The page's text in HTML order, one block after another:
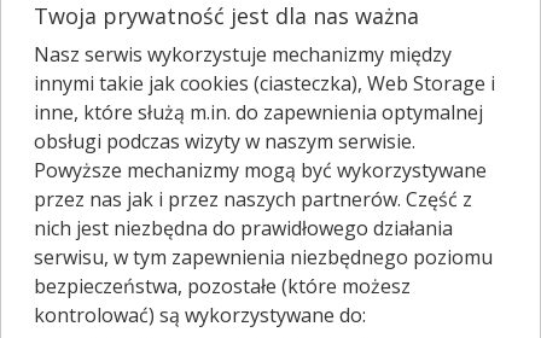
Sprawdź, które apteki w Na Podłączu posiadają
Twój lek i zarezerwuj go już teraz!
Wpisz nazwę leku
W pobliżu Na Podłączu są4
apteki.
Wybierz typ aptek
Twoja prywatność jest dla nas ważna
Nasz serwis wykorzystuje mechanizmy między
innymi takie jak cookies (ciasteczka), Web Storage i
inne, które służą m.in. do zapewnienia optymalnej
obsługi podczas wizyty w naszym serwisie.
Powyższe mechanizmy mogą być wykorzystywane
przez nas jak i przez naszych partnerów. Część z
nich jest niezbędna do prawidłowego działania
serwisu, w tym zapewnienia niezbędnego poziomu
bezpieczeństwa, pozostałe (które możesz
kontrolować) są wykorzystywane do: